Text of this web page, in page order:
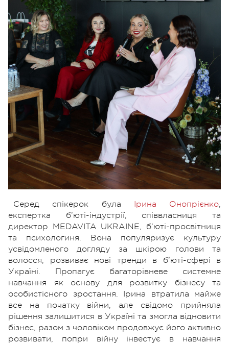
Серед спікерок була Ірина Онопрієнко,
експертка б’юті-індустрії, співвласниця та
директор MEDAVITA UKRAINE, б’юті-просвітниця
та психологиня. Вона популяризує культуру
усвідомленого догляду за шкірою голови та
волосся, розвиває нові тренди в бʼюті-сфері в
Україні. Пропагує багаторівневе системне
навчання як основу для розвитку бізнесу та
особистісного зростання. Ірина втратила майже
все на початку війни, але свідомо прийняла
рішення залишитися в Україні та змогла відновити
бізнес, разом з чоловіком продовжує його активно
розвивати, попри війну інвестує в навчання